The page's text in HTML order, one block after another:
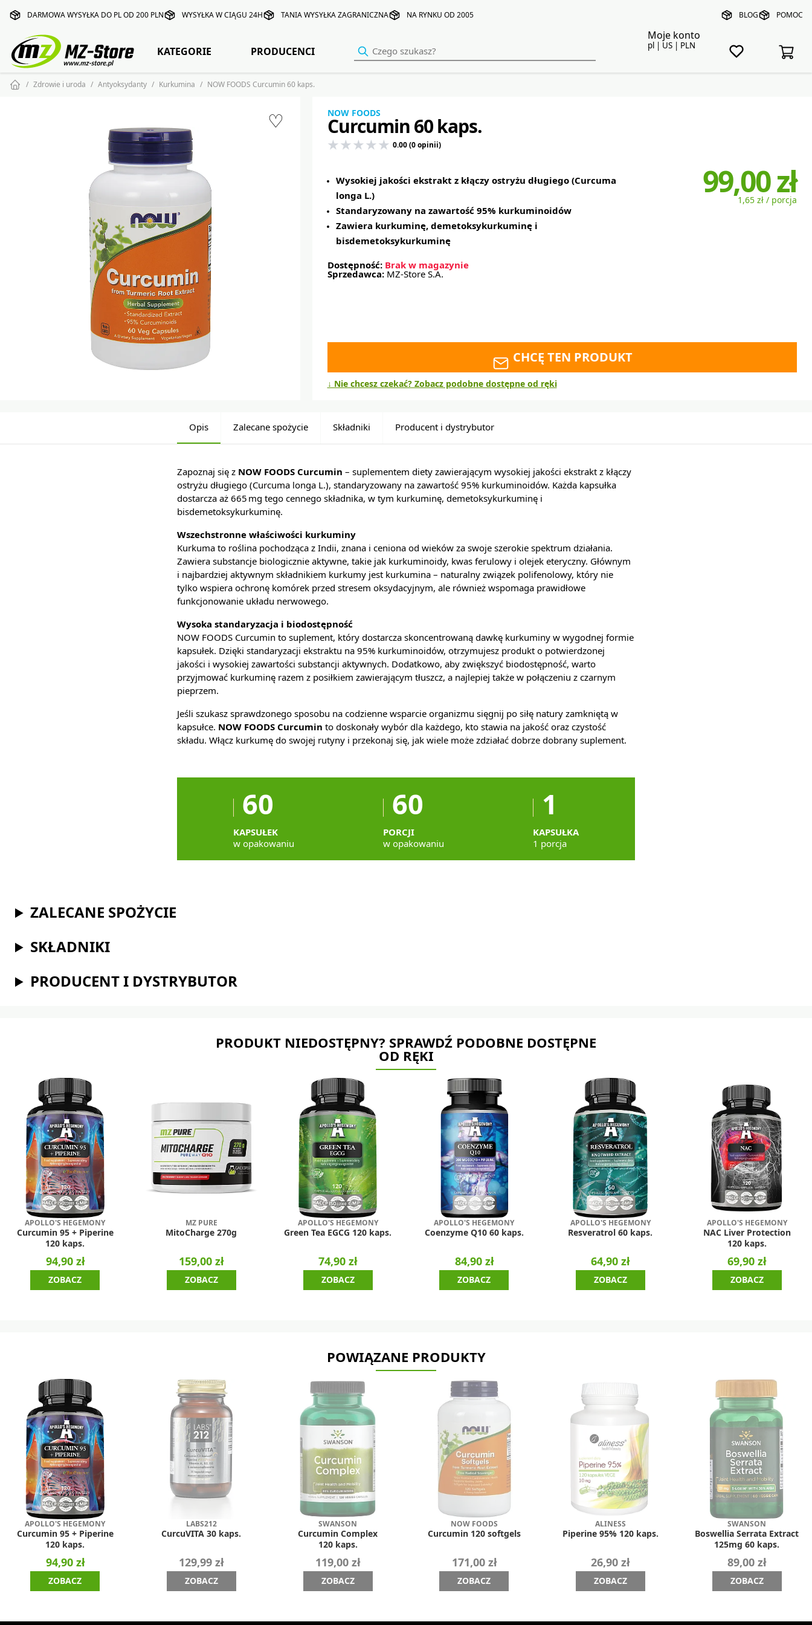
DARMOWA WYSYŁKA DO PL OD 200 PLN WYSYŁKA W CIĄGU 24H TANIA WYSYŁKA ZAGRANICZNA NA RYNKU OD 2005 BLOG POMOC
Moje konto
pl | US | PLN
KATEGORIE PRODUCENCI
Zdrowie i uroda Antyoksydanty Kurkumina NOW FOODS Curcumin 60 kaps.
♡ NOW FOODS
Curcumin 60 kaps.
0.00 (0 opinii)
99,00 zł
1,65 zł / porcja
Wysokiej jakości ekstrakt z kłączy ostryżu długiego (Curcuma
longa L.)
Standaryzowany na zawartość 95% kurkuminoidów
Zawiera kurkuminę, demetoksykurkuminę i
bisdemetoksykurkuminę
Dostępność: Brak w magazynie
Sprzedawca: MZ-Store S.A.
CHCĘ TEN PRODUKT
↓ Nie chcesz czekać? Zobacz podobne dostępne od ręki
Opis Zalecane spożycie Składniki Producent i dystrybutor
Zapoznaj się z NOW FOODS Curcumin – suplementem diety zawierającym wysokiej jakości ekstrakt z kłączy
ostryżu długiego (Curcuma longa L.), standaryzowany na zawartość 95% kurkuminoidów. Każda kapsułka
dostarcza aż 665 mg tego cennego składnika, w tym kurkuminę, demetoksykurkuminę i
bisdemetoksykurkuminę.
Wszechstronne właściwości kurkuminy
Kurkuma to roślina pochodząca z Indii, znana i ceniona od wieków za swoje szerokie spektrum działania.
Zawiera substancje biologicznie aktywne, takie jak kurkuminoidy, kwas ferulowy i olejek eteryczny. Głównym
i najbardziej aktywnym składnikiem kurkumy jest kurkumina – naturalny związek polifenolowy, który nie
tylko wspiera ochronę komórek przed stresem oksydacyjnym, ale również wspomaga prawidłowe
funkcjonowanie układu nerwowego.
Wysoka standaryzacja i biodostępność
NOW FOODS Curcumin to suplement, który dostarcza skoncentrowaną dawkę kurkuminy w wygodnej formie
kapsułek. Dzięki standaryzacji ekstraktu na 95% kurkuminoidów, otrzymujesz produkt o potwierdzonej
jakości i wysokiej zawartości substancji aktywnych. Dodatkowo, aby zwiększyć biodostępność, warto
przyjmować kurkuminę razem z posiłkiem zawierającym tłuszcz, a najlepiej także w połączeniu z czarnym
pieprzem.
Jeśli szukasz sprawdzonego sposobu na codzienne wsparcie organizmu sięgnij po siłę natury zamkniętą w
kapsułce. NOW FOODS Curcumin to doskonały wybór dla każdego, kto stawia na jakość oraz czystość
składu. Włącz kurkumę do swojej rutyny i przekonaj się, jak wiele może zdziałać dobrze dobrany suplement.
60
KAPSUŁEK
w opakowaniu
60
PORCJI
w opakowaniu
1
KAPSUŁKA
1 porcja
ZALECANE SPOŻYCIE
SKŁADNIKI
PRODUCENT I DYSTRYBUTOR
PRODUKT NIEDOSTĘPNY? SPRAWDŹ PODOBNE DOSTĘPNE
OD RĘKI
APOLLO'S HEGEMONY
Curcumin 95 + Piperine
120 kaps.
94,90 zł
ZOBACZ
MZ PURE
MitoCharge 270g
159,00 zł
ZOBACZ
APOLLO'S HEGEMONY
Green Tea EGCG 120 kaps.
74,90 zł
ZOBACZ
APOLLO'S HEGEMONY
Coenzyme Q10 60 kaps.
84,90 zł
ZOBACZ
APOLLO'S HEGEMONY
Resveratrol 60 kaps.
64,90 zł
ZOBACZ
APOLLO'S HEGEMONY
NAC Liver Protection
120 kaps.
69,90 zł
ZOBACZ
POWIĄZANE PRODUKTY
APOLLO'S HEGEMONY
Curcumin 95 + Piperine
120 kaps.
94,90 zł
ZOBACZ
LABS212
CurcuVITA 30 kaps.
129,99 zł
ZOBACZ
SWANSON
Curcumin Complex
120 kaps.
119,00 zł
ZOBACZ
NOW FOODS
Curcumin 120 softgels
171,00 zł
ZOBACZ
ALINESS
Piperine 95% 120 kaps.
26,90 zł
ZOBACZ
SWANSON
Boswellia Serrata Extract
125mg 60 kaps.
89,00 zł
ZOBACZ